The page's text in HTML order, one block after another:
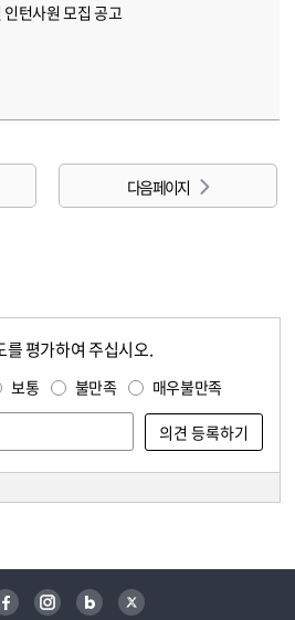
턴사원 모집 공고
다음 페이지
평가하여 주십시오.
보통 불만족 매우불만족
페이스북 인스타그램 블로그 트위터